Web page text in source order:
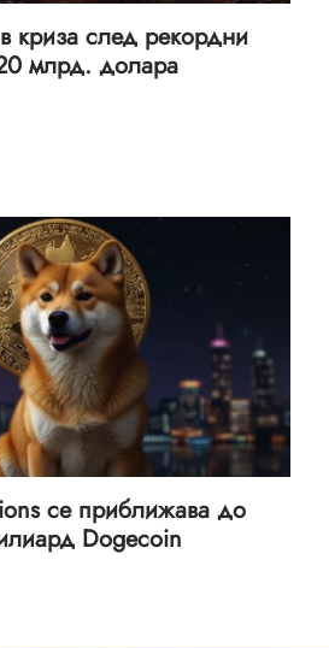
криза след рекордни
млрд. долара
се приближава до
Dogecoin